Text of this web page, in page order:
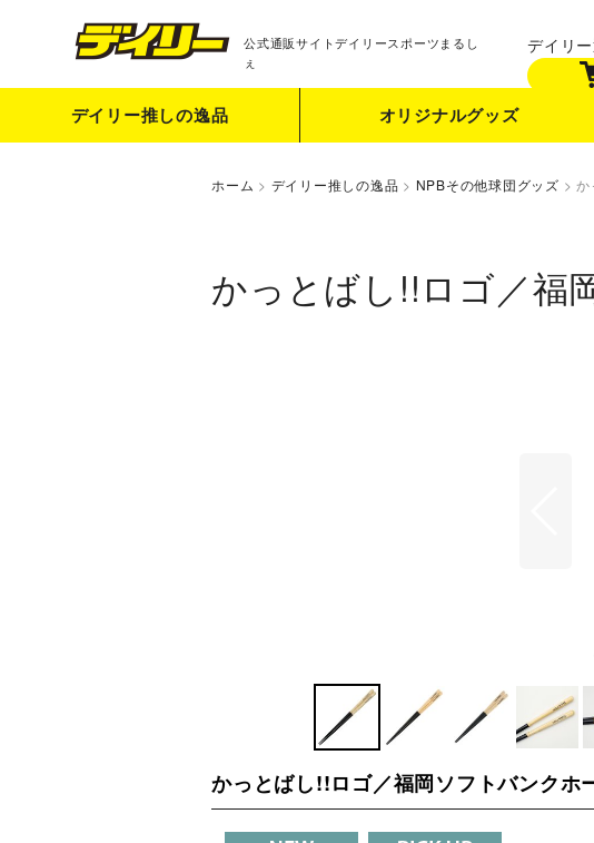
公式通販サイトデイリースポーツまるし
ぇ
デイリ
デイリー推しの逸品 オリジナルグッズ
ホーム > デイリー推しの逸品 > NPBその他球団グッズ > か
かっとばし!!ロゴ／福
かっとばし!!ロゴ／福岡ソフトバンクホ